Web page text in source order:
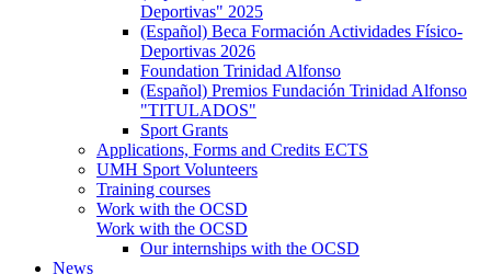
Deportivas" 2025
(Español) Beca Formación Actividades Físico-
Deportivas 2026
Foundation Trinidad Alfonso
(Español) Premios Fundación Trinidad Alfonso
"TITULADOS"
Sport Grants
Applications, Forms and Credits ECTS
UMH Sport Volunteers
Training courses
Work with the OCSD
Work with the OCSD
Our internships with the OCSD
News